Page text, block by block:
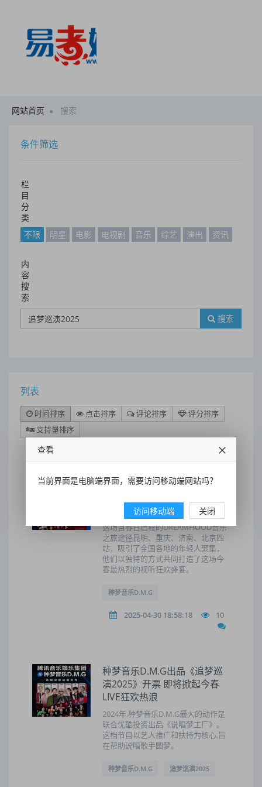
网站首页 搜索
条件筛选
栏
目
分
类
不限
明星 电影 电视剧 音乐 综艺 演出 资讯
内
容
搜
索
搜索
列表
时间排序 点击排序 评论排序
评分排序
支持量排序
种梦音乐D.M.G潮流企划《追
展保驾护航
这场自春日启程的DREAMHOOD音乐
之旅途径昆明、重庆、济南、北京四
站，吸引了全国各地的年轻人聚集，
他们以独特的方式共同打造了这场今
春最热烈的视听狂欢盛宴。
种梦音乐D.M.G
2025-04-30 18:58:18 10
种梦音乐D.M.G出品《追梦巡
演2025》开票 即将掀起今春
LIVE狂欢热浪
2024年,种梦音乐D.M.G最大的动作是
联合优酷投资出品《说唱梦工厂》。
这档节目以艺人推广和扶持为核心,旨
在帮助说唱歌手圆梦。
种梦音乐D.M.G 追梦巡演2025
查看
当前界面是电脑端界面，需要访问移动端网站吗？
访问移动端 关闭